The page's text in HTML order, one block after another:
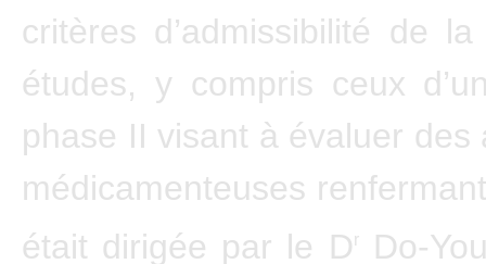
critères d’admissibilité de
études, y compris ceux
phase II visant à évaluer des
médicamenteuses
était dirigée par le DrDo-